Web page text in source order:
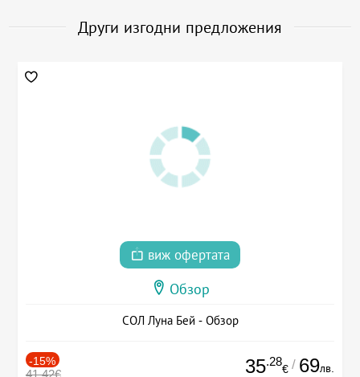
Други изгодни предложения
виж офертата
Обзор
СОЛ Луна Бей - Обзор
-15%
41.42€ 35.28
€ / 69лв.